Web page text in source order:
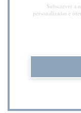
Subscrever a
personalizadas e